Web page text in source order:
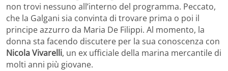
non trovi nessuno all’interno del programma. Peccato,
che la Galgani sia convinta di trovare prima o poi il
principe azzurro da Maria De Filippi. Al momento, la
donna sta facendo discutere per la sua conoscenza con
Nicola Vivarelli, un ex ufficiale della marina mercantile di
molti anni più giovane.